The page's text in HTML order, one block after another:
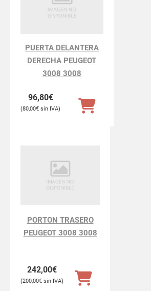
PUERTA DELANTERA
DERECHA PEUGEOT
3008 3008
96,80€
80,00€
PORTON TRASERO
PEUGEOT 3008 3008
242,00€
200,00€